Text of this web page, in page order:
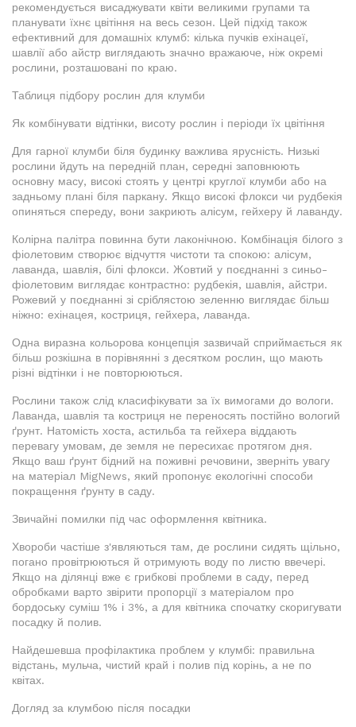
рекомендується висаджувати квіти великими групами та
планувати їхнє цвітіння на весь сезон. Цей підхід також
ефективний для домашніх клумб: кілька пучків ехінацеї,
шавлії або айстр виглядають значно вражаюче, ніж окремі
рослини, розташовані по краю.
Таблиця підбору рослин для клумби
Як комбінувати відтінки, висоту рослин і періоди їх цвітіння
Для гарної клумби біля будинку важлива ярусність. Низькі
рослини йдуть на передній план, середні заповнюють
основну масу, високі стоять у центрі круглої клумби або на
задньому плані біля паркану. Якщо високі флокси чи рудбекія
опиняться спереду, вони закриють алісум, гейхеру й лаванду.
Колірна палітра повинна бути лаконічною. Комбінація білого з
фіолетовим створює відчуття чистоти та спокою: алісум,
лаванда, шавлія, білі флокси. Жовтий у поєднанні з синьо-
фіолетовим виглядає контрастно: рудбекія, шавлія, айстри.
Рожевий у поєднанні зі сріблястою зеленню виглядає більш
ніжно: ехінацея, костриця, гейхера, лаванда.
Одна виразна кольорова концепція зазвичай сприймається як
більш розкішна в порівнянні з десятком рослин, що мають
різні відтінки і не повторюються.
Рослини також слід класифікувати за їх вимогами до вологи.
Лаванда, шавлія та костриця не переносять постійно вологий
ґрунт. Натомість хоста, астильба та гейхера віддають
перевагу умовам, де земля не пересихає протягом дня.
Якщо ваш ґрунт бідний на поживні речовини, зверніть увагу
на матеріал MigNews, який пропонує екологічні способи
покращення ґрунту в саду.
Звичайні помилки під час оформлення квітника.
Хвороби частіше з'являються там, де рослини сидять щільно,
погано провітрюються й отримують воду по листю ввечері.
Якщо на ділянці вже є грибкові проблеми в саду, перед
обробками варто звірити пропорції з матеріалом про
бордоську суміш 1% і 3%, а для квітника спочатку скоригувати
посадку й полив.
Найдешевша профілактика проблем у клумбі: правильна
відстань, мульча, чистий край і полив під корінь, а не по
квітах.
Догляд за клумбою після посадки